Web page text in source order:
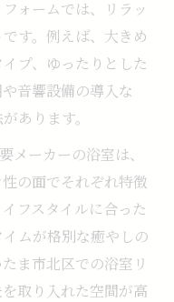
備を活用するメリ
ォームでは、リラッ
す。例えば、大きめ
プ、ゆったりとした
音響設備の導入な
あります。
ーカーの浴室は、
の面でそれぞれ特徴
フスタイルに合った
ムが格別な癒やしの
ま市北区での浴室リ
取り入れた空間が高